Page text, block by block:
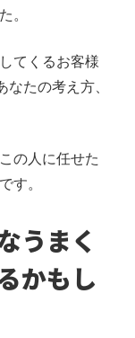
。
てくるお客様
たの考え方、
の人に任せた
す。
うまく
かもし